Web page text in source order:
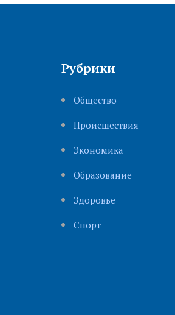
Рубрики
Общество
Происшествия
Экономика
Образование
Здоровье
Cпорт